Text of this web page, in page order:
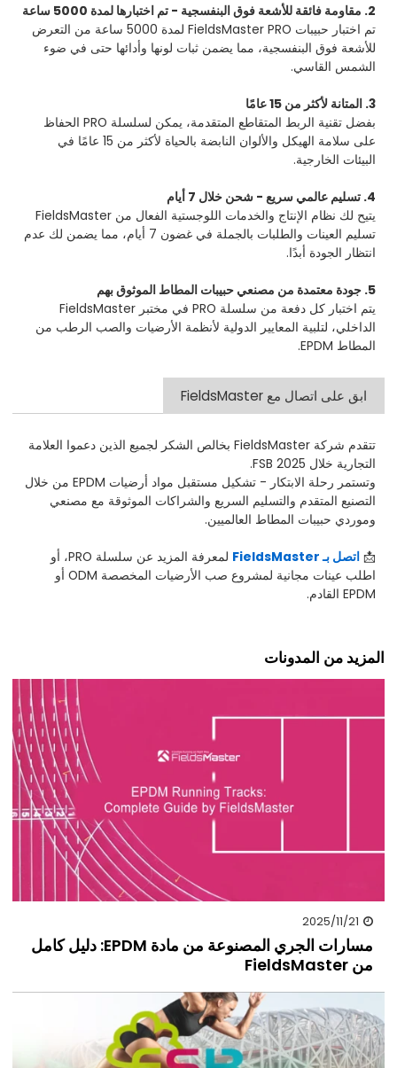
2. مقاومة فائقة للأشعة فوق البنفسجية - تم اختبارها لمدة 5000 ساعة
تم اختبار حبيبات FieldsMaster PRO لمدة 5000 ساعة من التعرض
للأشعة فوق البنفسجية، مما يضمن ثبات لونها وأدائها حتى في ضوء
الشمس القاسي.
3. المتانة لأكثر من 15 عامًا
بفضل تقنية الربط المتقاطع المتقدمة، يمكن لسلسلة PRO الحفاظ
على سلامة الهيكل والألوان النابضة بالحياة لأكثر من 15 عامًا في
البيئات الخارجية.
4. تسليم عالمي سريع - شحن خلال 7 أيام
يتيح لك نظام الإنتاج والخدمات اللوجستية الفعال من FieldsMaster
تسليم العينات والطلبات بالجملة في غضون 7 أيام، مما يضمن لك عدم
انتظار الجودة أبدًا.
5. جودة معتمدة من مصنعي حبيبات المطاط الموثوق بهم
يتم اختبار كل دفعة من سلسلة PRO في مختبر FieldsMaster
الداخلي، لتلبية المعايير الدولية لأنظمة الأرضيات والصب الرطب من
المطاط EPDM.
ابق على اتصال مع FieldsMaster
تتقدم شركة FieldsMaster بخالص الشكر لجميع الذين دعموا العلامة
التجارية خلال FSB 2025.
وتستمر رحلة الابتكار - تشكيل مستقبل مواد أرضيات EPDM من خلال
التصنيع المتقدم والتسليم السريع والشراكات الموثوقة مع مصنعي
وموردي حبيبات المطاط العالميين.
📩اتصل بـ FieldsMaster
لمعرفة المزيد عن سلسلة PRO، أو
اطلب عينات مجانية لمشروع صب الأرضيات المخصصة ODM أو
EPDM القادم.
المزيد من المدونات
2025/11/21
مسارات الجري المصنوعة من مادة EPDM: دليل كامل
من FieldsMaster